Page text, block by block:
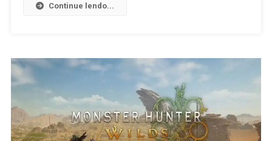
Continue lendo...